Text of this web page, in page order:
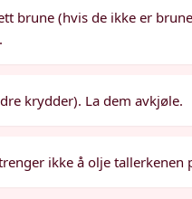
brune (hvis de ikke er
krydder). La dem avkjøle.
ikke å olje tallerkenen